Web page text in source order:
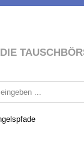
DIE